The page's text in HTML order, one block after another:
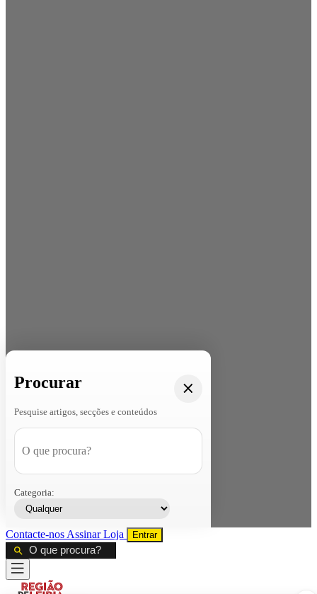
Procurar
Pesquise artigos, secções e conteúdos
Categoria:
Contacte-nos AssinarLoja Entrar